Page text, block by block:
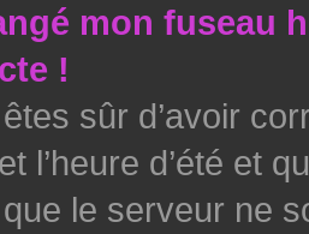
mon fuseau
!
sûr d’avoir
l’heure d’été et
le serveur ne